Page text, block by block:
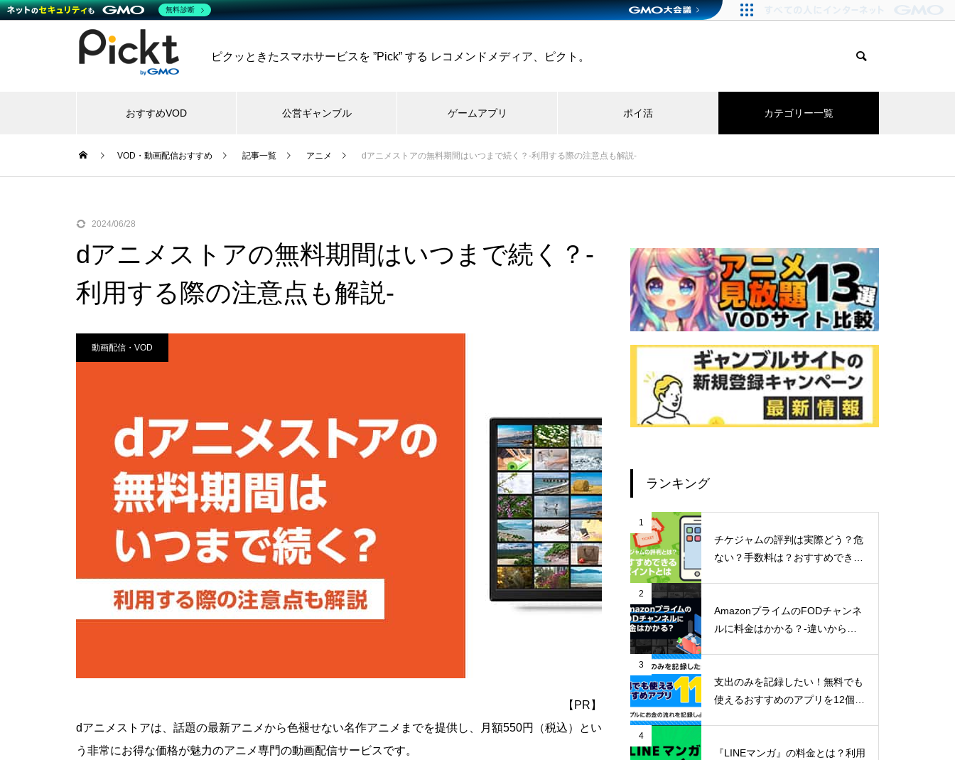
ピクッときたスマホサービスを ”Pick” する レコメンドメディア、ピクト。
おすすめVOD 公営ギャンブル ゲームアプリ ポイ活 カテゴリー一覧
VOD・動画配信おすすめ 記事一覧 アニメ dアニメストアの無料期間はいつまで続く？-利用する際の注意点も解説-
2024/06/28
dアニメストアの無料期間はいつまで続く？-
利用する際の注意点も解説-
動画配信・VOD
【PR】
dアニメストアは、話題の最新アニメから色褪せない名作アニメまでを提供し、月額550円（税込）とい
う非常にお得な価格が魅力のアニメ専門の動画配信サービスです。
ランキング
1
チケジャムの評判は実際どう？危
ない？手数料は？おすすめできる
2
AmazonプライムのFODチャンネ
ルに料金はかかる？-違いからメ
3
支出のみを記録したい！無料でも
使えるおすすめのアプリを12個ご
4
『LINEマンガ』の料金とは？利用
無料診断